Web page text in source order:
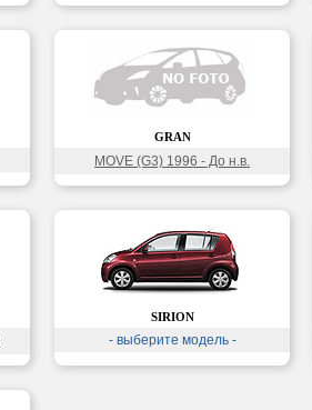
GRAN
MOVE (G3) 1996 - До н.в.
SIRION
- выберите модель -